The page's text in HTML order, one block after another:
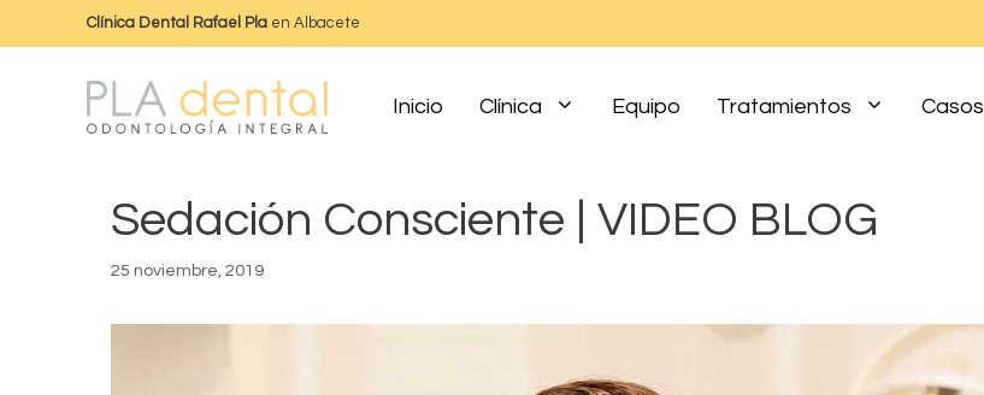
Clínica Dental Rafael Pla en Albacete
Inicio Clínica Equipo Tratamientos Casos
Sedación Consciente | VIDEO BLOG
25 noviembre, 2019